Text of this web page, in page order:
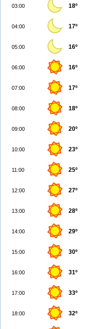
03:00 18º
04:00 17º
05:00 16º
06:00 16º
07:00 17º
08:00 18º
09:00 20º
10:00 23º
11:00 25º
12:00 27º
13:00 28º
14:00 29º
15:00 30º
16:00 31º
17:00 33º
18:00 32º